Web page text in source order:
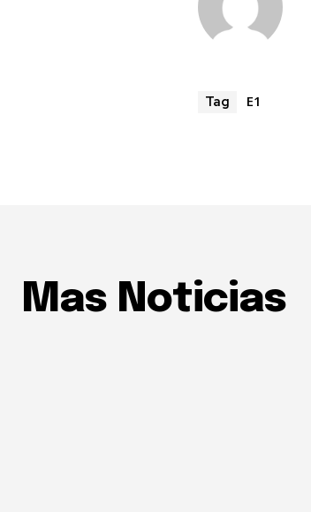
Tag E1
Mas Noticias